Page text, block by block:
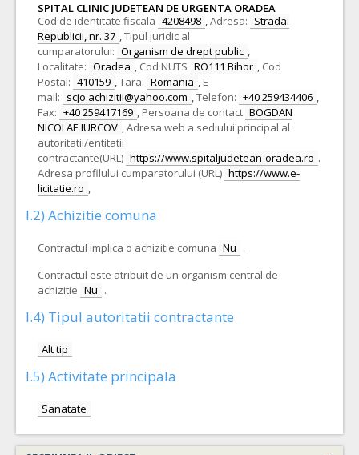
SPITAL CLINIC JUDETEAN DE URGENTA ORADEA
Cod de identitate fiscala 4208498 ,Adresa: Strada:
Republicii, nr. 37 ,Tipul juridic al
cumparatorului: Organism de drept public ,
Localitate: Oradea , Cod NUTS RO111 Bihor , Cod
Postal: 410159 ,Tara: Romania , E-
mail: scjo.achizitii@yahoo.com ,Telefon: +40 259434406 ,
Fax: +40 259417169 , Persoana de contact BOGDAN
NICOLAE IURCOV ,Adresa web a sediului principal al
autoritatii/entitatii
contractante(URL) https://www.spitaljudetean-oradea.ro .
Adresa profilului cumparatorului (URL) https://www.e-
licitatie.ro ,
I.2) Achizitie comuna
Contractul implica o achizitie comuna Nu .
Contractul este atribuit de un organism central de
achizitie Nu .
I.4) Tipul autoritatii contractante
Alt tip
I.5) Activitate principala
Sanatate